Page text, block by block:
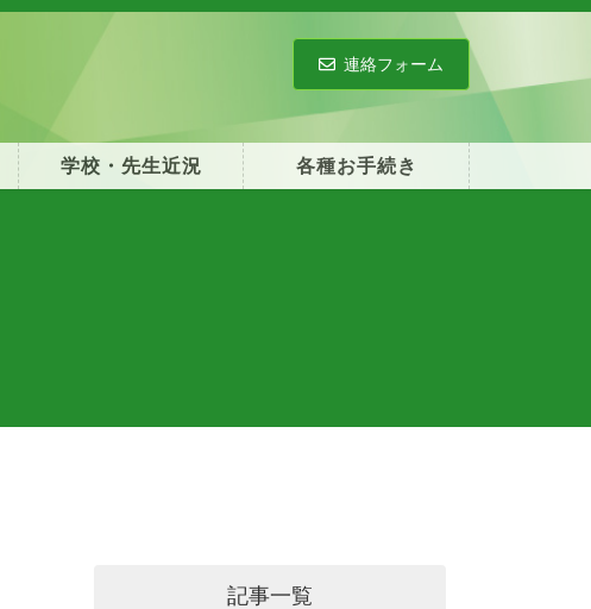
連絡フォーム
学校・先生近況 各種お手続き
記事一覧